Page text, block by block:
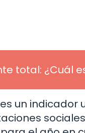
total: ¿Cuál
un indicador